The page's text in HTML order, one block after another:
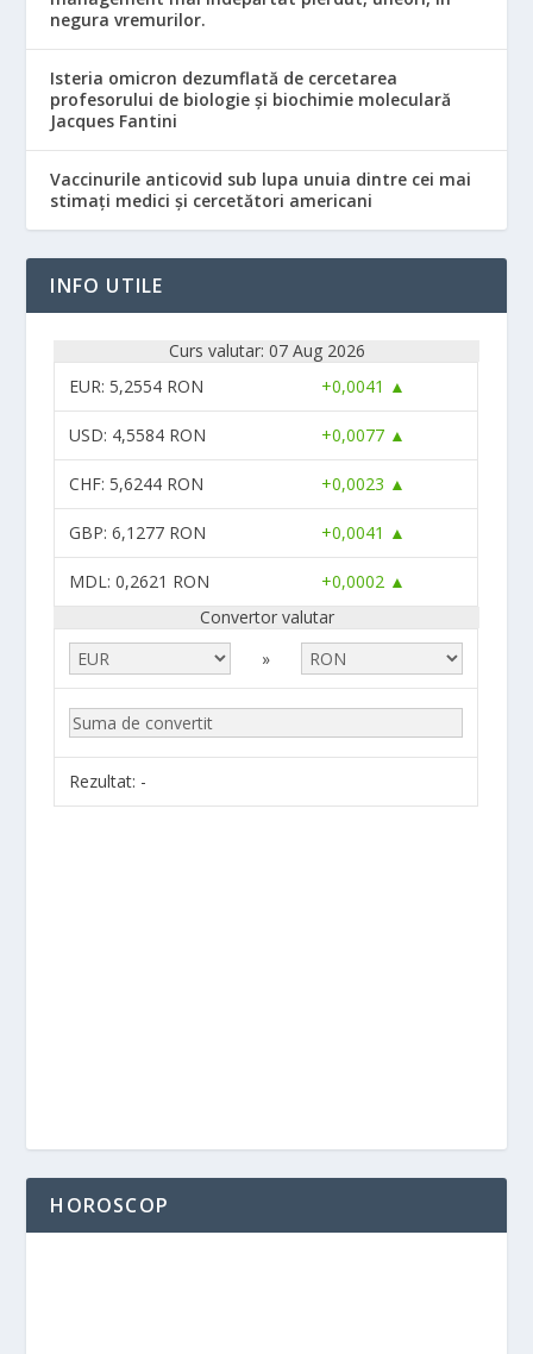
negura vremurilor.
Isteria omicron dezumflată de cercetarea
profesorului de biologie și biochimie moleculară
Jacques Fantini
Vaccinurile anticovid sub lupa unuia dintre cei mai
stimați medici și cercetători americani
INFO UTILE
Curs valutar: 07 Aug 2026
EUR: 5,2554 RON +0,0041 ▲
USD: 4,5584 RON +0,0077 ▲
CHF: 5,6244 RON +0,0023 ▲
GBP: 6,1277 RON +0,0041 ▲
MDL: 0,2621 RON
+0,0002 ▲
Convertor valutar
»
Rezultat: -
HOROSCOP